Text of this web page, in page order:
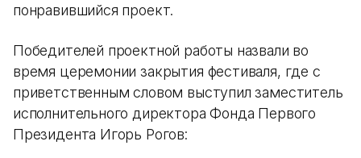
понравившийся проект.
Победителей проектной работы назвали во
время церемонии закрытия фестиваля, где с
приветственным словом выступил заместитель
исполнительного директора Фонда Первого
Президента Игорь Рогов: